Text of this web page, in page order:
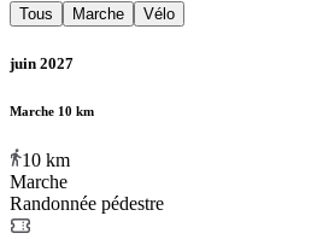
Tous Marche Vélo
juin 2027
Marche 10 km
10 km
Marche
Randonnée pédestre